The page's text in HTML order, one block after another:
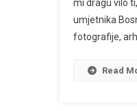
mi dragu vilo
umjetnika
fotografije,
Read